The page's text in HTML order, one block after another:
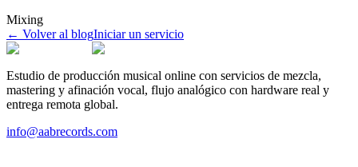
Mixing
← Volver al blogIniciar un servicio
Estudio de producción musical online con servicios de mezcla,
mastering y afinación vocal, flujo analógico con hardware real y
entrega remota global.
info@aabrecords.com